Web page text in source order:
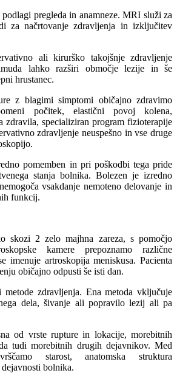
pregleda in anamneze. MRI služi za
za načrtovanje zdravljenja in izključitev
ali kirurško takojšnje zdravljenje
lahko razširi območje lezije in še
hrustanec.
z blagimi simptomi običajno zdravimo
počitek, elastični povoj kolena,
zdravila, specializiran program fizioterapije
zdravljenje neuspešno in vse druge
pomemben in pri poškodbi tega pride
stanja bolnika. Bolezen je izredno
vsakdanje nemoteno delovanje in
funkcij.
skozi 2 zelo majhna zareza, s pomočjo
kamere prepoznamo različne
imenuje artroskopija meniskusa. Pacienta
običajno odpusti še isti dan.
zdravljenja. Ena metoda vključuje
dela, šivanje ali popravilo lezij ali pa
od vrste rupture in lokacije, morebitnih
tudi morebitnih drugih dejavnikov. Med
starost, anatomska struktura
bolnika.